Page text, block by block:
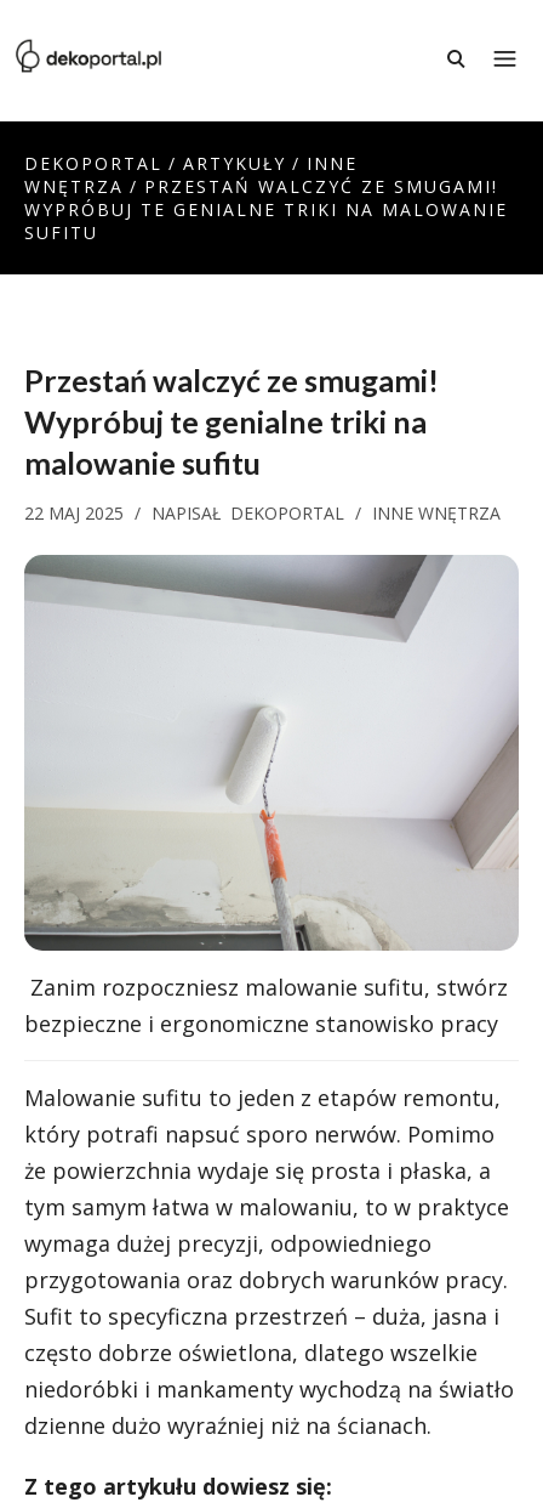
DEKOPORTAL / ARTYKUŁY / INNE
WNĘTRZA / PRZESTAŃ WALCZYĆ ZE SMUGAMI!
WYPRÓBUJ TE GENIALNE TRIKI NA MALOWANIE
SUFITU
Przestań walczyć ze smugami!
Wypróbuj te genialne triki na
malowanie sufitu
22 MAJ 2025 / NAPISAŁ DEKOPORTAL / INNE WNĘTRZA
Zanim rozpoczniesz malowanie sufitu, stwórz
bezpieczne i ergonomiczne stanowisko pracy
Malowanie sufitu to jeden z etapów remontu,
który potrafi napsuć sporo nerwów. Pomimo
że powierzchnia wydaje się prosta i płaska, a
tym samym łatwa w malowaniu, to w praktyce
wymaga dużej precyzji, odpowiedniego
przygotowania oraz dobrych warunków pracy.
Sufit to specyficzna przestrzeń – duża, jasna i
często dobrze oświetlona, dlatego wszelkie
niedoróbki i mankamenty wychodzą na światło
dzienne dużo wyraźniej niż na ścianach.
Z tego artykułu dowiesz się: